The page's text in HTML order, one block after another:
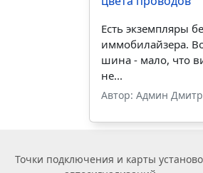
Есть экземпляры
иммобилайзера.
шина - мало, что
не...
Автор: Админ
Точки подключения и карты